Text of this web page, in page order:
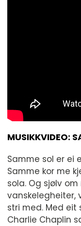
MUSIKKVIDEO:
Samme sol er ei
Samme kor me
sola. Og sjølv
vanskelegheiter,
stri med. Med
Charlie Chaplin